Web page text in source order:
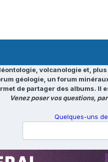
volcanologie et,
géologie, un forum
de partager des albums.
Venez poser vos questions,
Quelques-uns